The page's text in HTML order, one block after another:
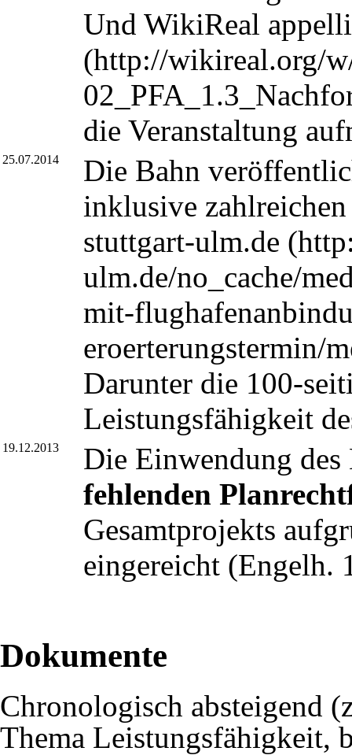
Und WikiReal
die Veranstaltung
25.07.2014
Die Bahn
inklusive
stuttgart-ulm.de
Darunter die 100-
Leistungsfähigkeit
19.12.2013
Die Einwendung
fehlenden
Gesamtprojekts
eingereicht (Engelh.
Dokumente
Chronologisch absteigend
Thema Leistungsfähigkeit,